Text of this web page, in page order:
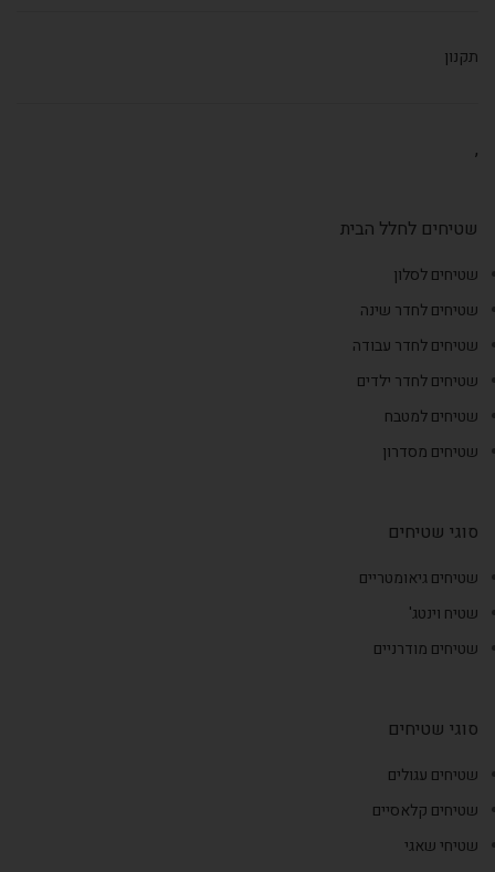
תקנון
,
שטיחים לחלל הבית
שטיחים לסלון
שטיחים לחדר שינה
שטיחים לחדר עבודה
שטיחים לחדר ילדים
שטיחים למטבח
שטיחים מסדרון
סוגי שטיחים
שטיחים גיאומטריים
שטיח וינטג'
שטיחים מודרניים
סוגי שטיחים
שטיחים עגולים
שטיחים קלאסיים
שטיחי שאגי